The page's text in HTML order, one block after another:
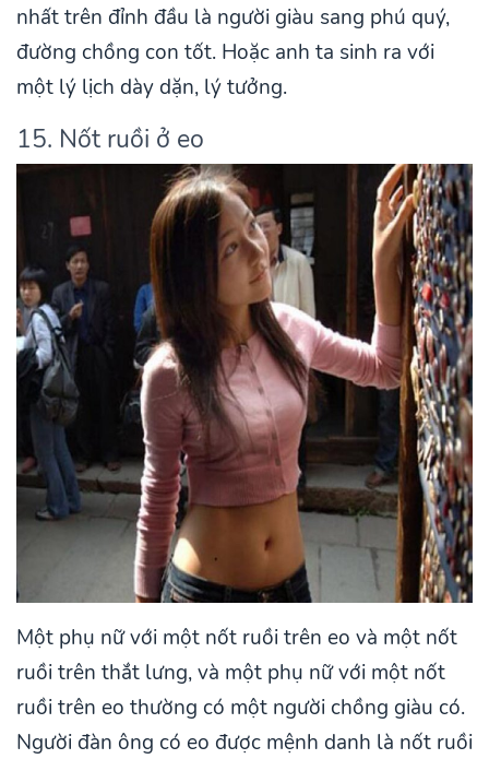
nhất trên đỉnh đầu là người giàu sang phú quý,
đường chồng con tốt. Hoặc anh ta sinh ra với
một lý lịch dày dặn, lý tưởng.
15. Nốt ruồi ở eo
Một phụ nữ với một nốt ruồi trên eo và một nốt
ruồi trên thắt lưng, và một phụ nữ với một nốt
ruồi trên eo thường có một người chồng giàu có.
Người đàn ông có eo được mệnh danh là nốt ruồi